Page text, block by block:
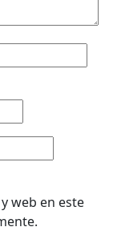
web en este